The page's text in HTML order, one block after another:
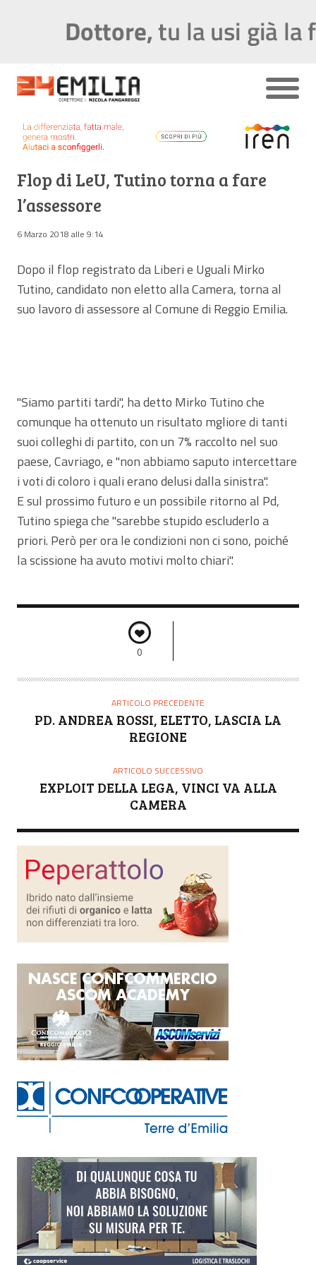
Flop di LeU, Tutino torna a fare
l’assessore
6 Marzo 2018 alle 9:14
Dopo il flop registrato da Liberi e Uguali Mirko
Tutino, candidato non eletto alla Camera, torna al
suo lavoro di assessore al Comune di Reggio Emilia.
"Siamo partiti tardi", ha detto Mirko Tutino che
comunque ha ottenuto un risultato mgliore di tanti
suoi colleghi di partito, con un 7% raccolto nel suo
paese, Cavriago, e "non abbiamo saputo intercettare
i voti di coloro i quali erano delusi dalla sinistra".
E sul prossimo futuro e un possibile ritorno al Pd,
Tutino spiega che "sarebbe stupido escluderlo a
priori. Però per ora le condizioni non ci sono, poiché
la scissione ha avuto motivi molto chiari".
0
ARTICOLO PRECEDENTE
PD. ANDREA ROSSI, ELETTO, LASCIA LA
REGIONE
ARTICOLO SUCCESSIVO
EXPLOIT DELLA LEGA, VINCI VA ALLA
CAMERA